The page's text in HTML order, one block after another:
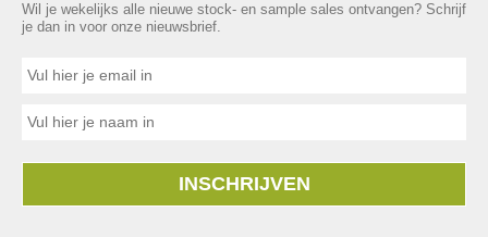
Wil je wekelijks alle nieuwe stock- en sample sales ontvangen? Schrijf
je dan in voor onze nieuwsbrief.
INSCHRIJVEN